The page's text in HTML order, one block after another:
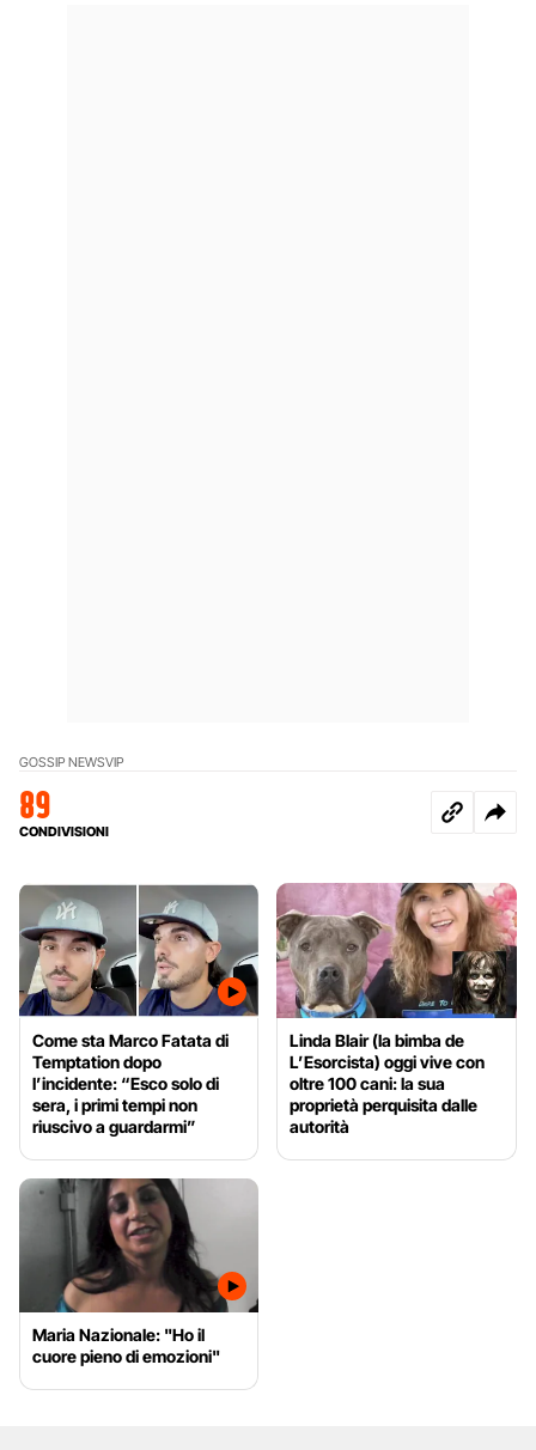
GOSSIP NEWSVIP
89
CONDIVISIONI
Come sta Marco Fatata di
Temptation dopo
l’incidente: “Esco solo di
sera, i primi tempi non
riuscivo a guardarmi”
Linda Blair (la bimba de
L’Esorcista) oggi vive con
oltre 100 cani: la sua
proprietà perquisita dalle
autorità
Maria Nazionale: "Ho il
cuore pieno di emozioni"